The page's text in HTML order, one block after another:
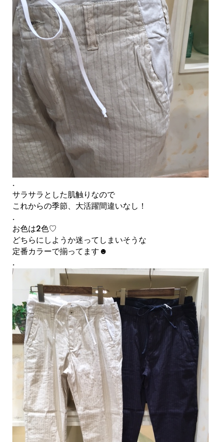
.
サラサラとした肌触りなので
これからの季節、大活躍間違いなし！
.
お色は2色♡
どちらにしようか迷ってしまいそうな
定番カラーで揃ってます☻
.